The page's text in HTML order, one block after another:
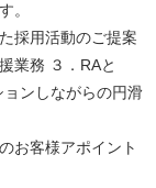
。
採用活動のご提案
業務 ３．RAと
ンしながらの円滑
お客様アポイント